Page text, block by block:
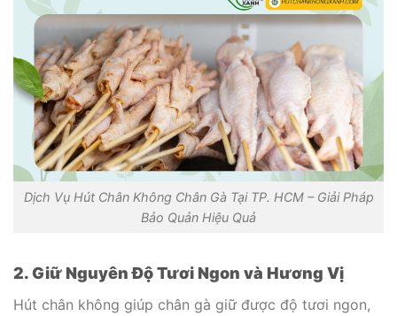
Dịch Vụ Hút Chân Không Chân Gà Tại TP. HCM – Giải Pháp
Bảo Quản Hiệu Quả
2. Giữ Nguyên Độ Tươi Ngon và Hương Vị
Hút chân không giúp chân gà giữ được độ tươi ngon,